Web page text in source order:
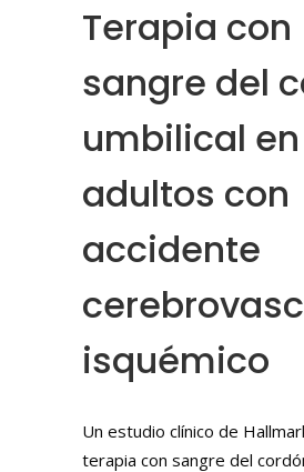
Terapia con
sangre del
umbilical en
adultos con
accidente
isquémico
Un estudio clínico de
terapia con sangre del